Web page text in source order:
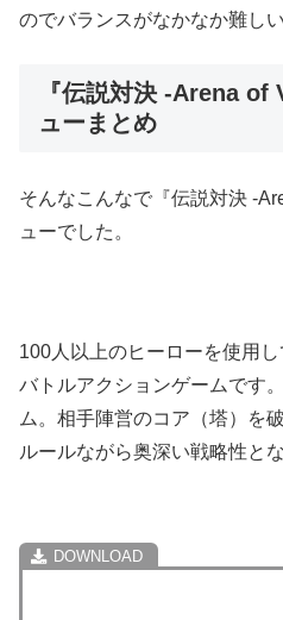
のでバランスがなかなか難しい
『伝説対決 -Arena of
ューまとめ
そんなこんなで『伝説対決 -
ューでした。
100人以上のヒーローを使用
バトルアクションゲームです
ム。相手陣営のコア（塔）を
ルールながら奥深い戦略性と